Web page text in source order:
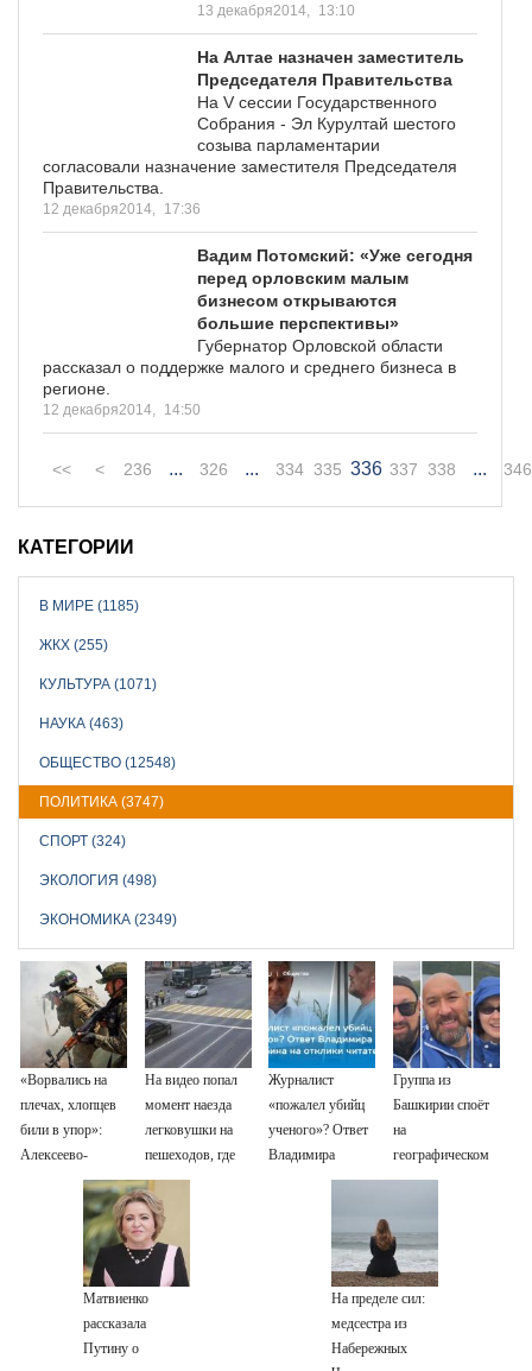
13 декабря2014, 13:10
На Алтае назначен заместитель
Председателя Правительства
На V сессии Государственного
Собрания - Эл Курултай шестого
созыва парламентарии
согласовали назначение заместителя Председателя
Правительства.
12 декабря2014, 17:36
Вадим Потомский: «Уже сегодня
перед орловским малым
бизнесом открываются
большие перспективы»
Губернатор Орловской области
рассказал о поддержке малого и среднего бизнеса в
регионе.
12 декабря2014, 14:50
<< < 236 ... 326 ... 334 335 336 337 338 ... 346
КАТЕГОРИИ
В МИРЕ (1185)
ЖКХ (255)
КУЛЬТУРА (1071)
НАУКА (463)
ОБЩЕСТВО (12548)
ПОЛИТИКА (3747)
СПОРТ (324)
ЭКОЛОГИЯ (498)
ЭКОНОМИКА (2349)
«Ворвались на
плечах, хлопцев
били в упор»:
Алексеево-
Дружковка стала
могильником для
«птах Мадьяра»
На видео попал
момент наезда
легковушки на
пешеходов, где
пострадали
минимум восемь
человек
06/08/2026 –
Новости
Журналист
«пожалел убийц
ученого»? Ответ
Владимира
Ворсобина на
Группа из
Башкирии споёт
на
географическом
Северном полюсе
Матвиенко
рассказала
Путину о
На пределе сил:
медсестра из
Набережных